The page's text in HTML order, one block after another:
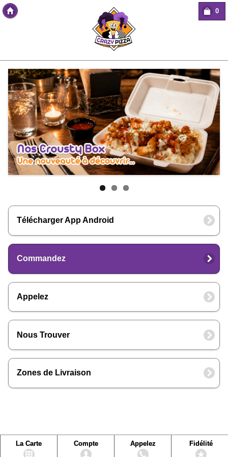
0
Télécharger App Android
Commandez
Appelez
Nous Trouver
Zones de Livraison
La Carte Compte Appelez Fidélité
Copyright Des-click